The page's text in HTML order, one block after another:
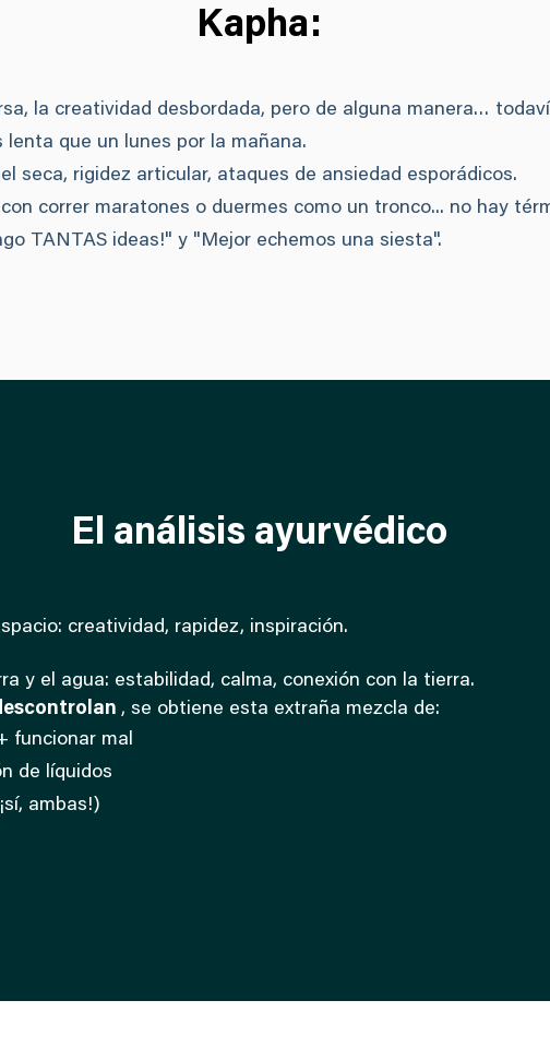
Kapha:
la creatividad desbordada, pero de alguna manera…
lenta que un lunes por la mañana.
seca, rigidez articular, ataques de ansiedad esporádicos.
correr maratones o duermes como un tronco... no hay
TANTAS ideas!" y "Mejor echemos una siesta".
El análisis ayurvédico
creatividad, rapidez, inspiración.
y el agua: estabilidad, calma, conexión con la tierra.
, se obtiene esta extraña mezcla de:
funcionar mal
de líquidos
ambas!)